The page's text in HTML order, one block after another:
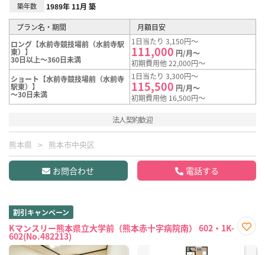
築年数 1989年 11月 築
プラン名・期間
月額目安
ロング【水前寺競技場前（水前寺駅
東）】
30日以上～360日未満
1日当たり 3,150円～
111,000 円/月～
初期費用他 22,000円～
ショート【水前寺競技場前（水前寺
駅東）】
～30日未満
1日当たり 3,300円～
115,500 円/月～
初期費用他 16,500円～
法人契約歓迎
熊本県 熊本市中央区
お問合わせ 電話する
割引キャンペーン
Kマンスリー熊本県立大学前（熊本赤十字病院南） 602・1K-
602(No.482213)
に入